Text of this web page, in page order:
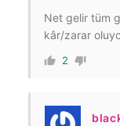
Net gelir tüm
kâr/zarar
2